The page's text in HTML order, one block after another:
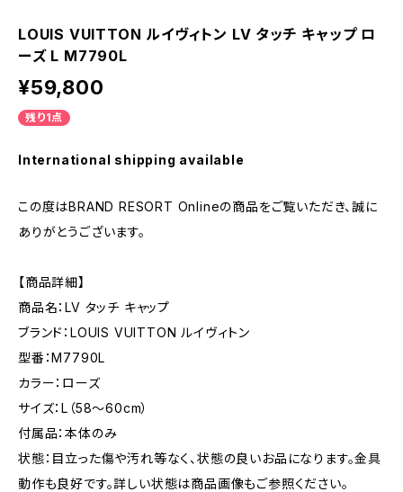
LOUIS VUITTON ルイヴィトン LV タッチ キャップ ロ
ーズ L M7790L
¥59,800
残り1点
International shipping available
この度はBRAND RESORT Onlineの商品をご覧いただき、誠に
ありがとうございます。
【商品詳細】
商品名：LV タッチ キャップ
ブランド：LOUIS VUITTON ルイヴィトン
型番：M7790L
カラー：ローズ
サイズ：L（58〜60cm）
付属品：本体のみ
状態：目立った傷や汚れ等なく、状態の良いお品になります。金具
動作も良好です。詳しい状態は商品画像もご参照ください。